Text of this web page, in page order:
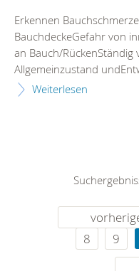
Erkennen
BauchdeckeGefahr von
an Bauch/
Allgemeinzustand
Weiterlesen
8
9